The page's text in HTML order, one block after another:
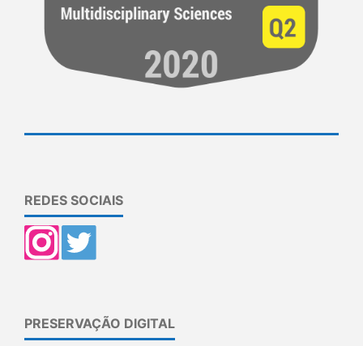
REDES SOCIAIS
PRESERVAÇÃO DIGITAL